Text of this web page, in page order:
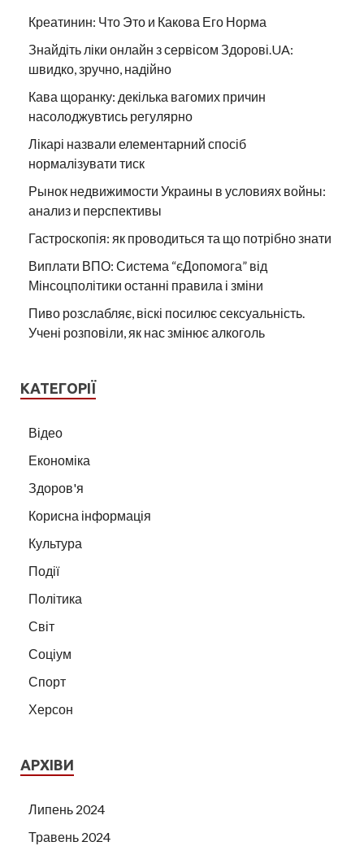
Креатинин: Что Это и Какова Его Норма
Знайдіть ліки онлайн з сервісом Здорові.UA:
швидко, зручно, надійно
Кава щоранку: декілька вагомих причин
насолоджувтись регулярно
Лікарі назвали елементарний спосіб
нормалізувати тиск
Рынок недвижимости Украины в условиях войны:
анализ и перспективы
Гастроскопія: як проводиться та що потрібно знати
Виплати ВПО: Система “єДопомога” від
Мінсоцполітики останні правила і зміни
Пиво розслабляє, віскі посилює сексуальність.
Учені розповіли, як нас змінює алкоголь
КАТЕГОРІЇ
Відео
Економіка
Здоров'я
Корисна інформація
Культура
Події
Політика
Світ
Соціум
Спорт
Херсон
АРХІВИ
Липень 2024
Травень 2024